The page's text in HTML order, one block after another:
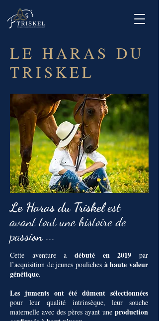
LE HARAS DU
TRISKEL
Le Haras du Triskelest
avant tout une histoire de
passion ...
Cette aventure a débuté en 2019 par
l’acquisition de jeunes pouliches à haute valeur
génétique.
Les juments ont été dûment sélectionnées
pour leur qualité intrinsèque, leur souche
maternelle avec des pères ayant une production